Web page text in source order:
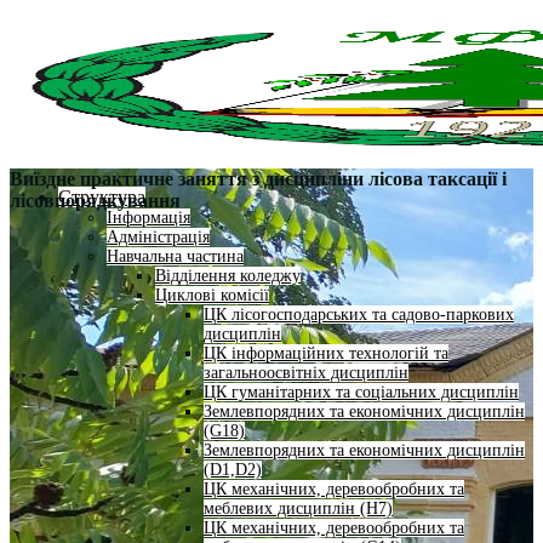
Структура
Інформація
Адміністрація
Навчальна частина
Відділення коледжу
Циклові комісії
ЦК лісогосподарських та садово-паркових
дисциплін
ЦК інформаційних технологій та
загальноосвітніх дисциплін
ЦК гуманітарних та соціальних дисциплін
Землевпорядних та економічних дисциплін
(G18)
Землевпорядних та економічних дисциплін
(D1,D2)
ЦК механічних, деревообробних та
меблевих дисциплін (H7)
ЦК механічних, деревообробних та
Виїздне практичне заняття з дисципліни лісова таксації і
лісовпорядкування